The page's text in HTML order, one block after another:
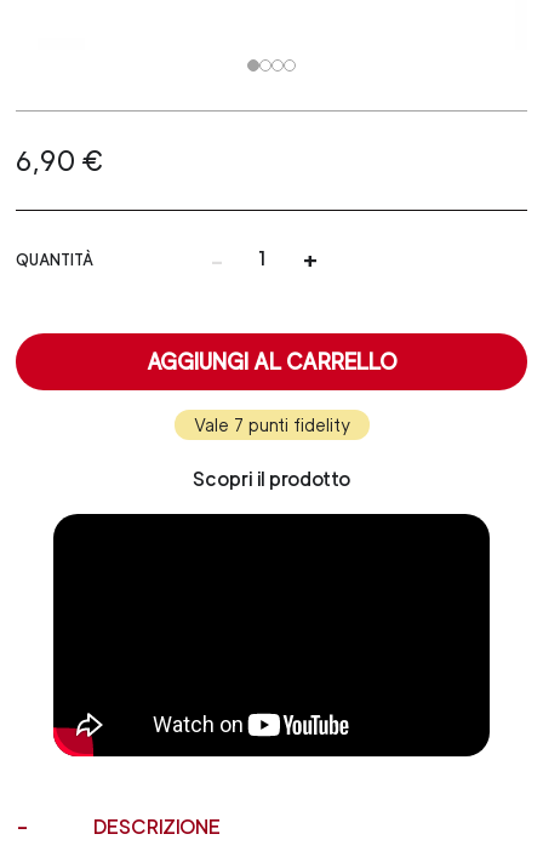
6,90 €
QUANTITÀ - +
AGGIUNGI AL CARRELLO
Vale 7 punti fidelity
Scopri il prodotto
DESCRIZIONE